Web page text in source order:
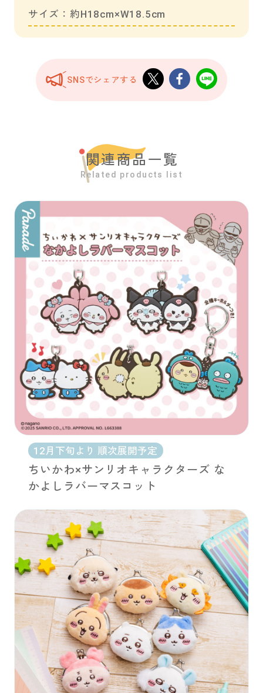
サイズ：約H18cm×W18.5cm
SNSでシェアする
関連商品一覧
Related products list
12月下旬より 順次展開予定
ちいかわ×サンリオキャラクターズ な
かよしラバーマスコット